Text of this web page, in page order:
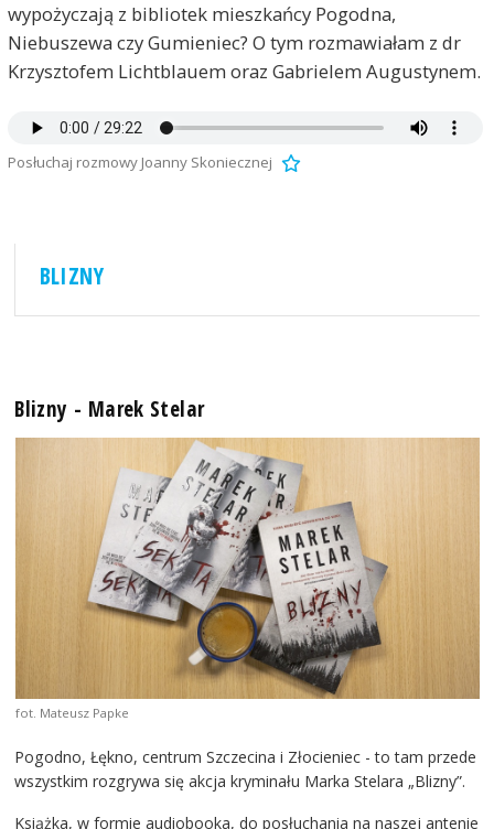
wypożyczają z bibliotek mieszkańcy Pogodna,
Niebuszewa czy Gumieniec? O tym rozmawiałam z dr
Krzysztofem Lichtblauem oraz Gabrielem Augustynem.
Posłuchaj rozmowy Joanny Skoniecznej
BLIZNY
Blizny - Marek Stelar
fot. Mateusz Papke
Pogodno, Łękno, centrum Szczecina i Złocieniec - to tam przede
wszystkim rozgrywa się akcja kryminału Marka Stelara „Blizny”.
Książka, w formie audiobooka, do posłuchania na naszej antenie